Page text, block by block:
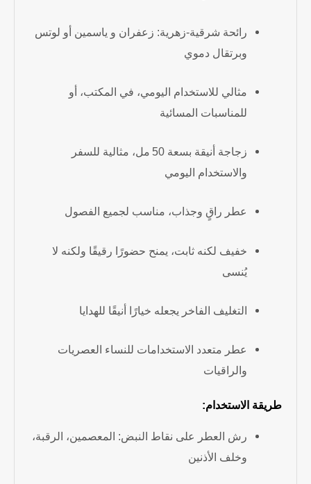
رائحة شرقية‑زهرية: زعفران و ياسمين أو لوتس
وبرتقال دموي
مثالي للاستخدام اليومي، في المكتب، أو
للمناسبات المسائية
زجاجة أنيقة بسعة 50 مل، مثالية للسفر
والاستخدام اليومي
عطر راقٍ وجذاب، مناسب لجميع الفصول
خفيف لكنه ثابت، يمنح حضورًا رقيقًا ولكنه لا
يُنسى
التغليف الفاخر يجعله خيارًا أنيقًا للهدايا
عطر متعدد الاستخدامات للنساء العصريات
والراقيات
طريقة الاستخدام:
رش العطر على نقاط النبض: المعصمين، الرقبة،
وخلف الأذنين